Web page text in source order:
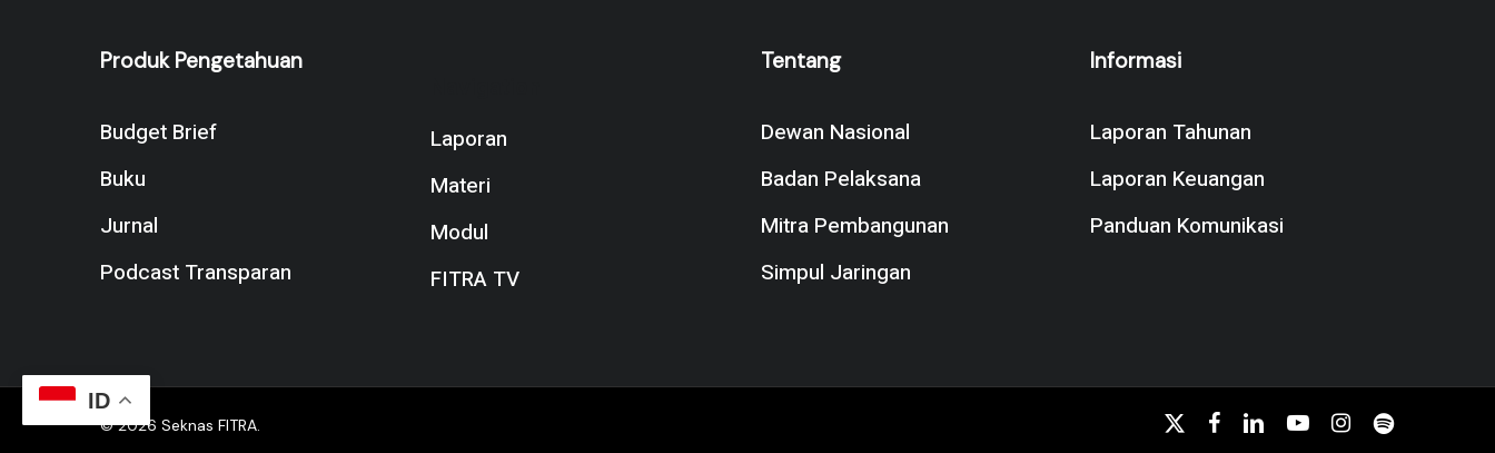
Produk Pengetahuan
Budget Brief
Buku
Jurnal
Podcast Transparan
Laporan
Materi
Modul
FITRA TV
Tentang
Dewan Nasional
Badan Pelaksana
Mitra Pembangunan
Simpul Jaringan
Informasi
Laporan Tahunan
Laporan Keuangan
Panduan Komunikasi
© 2026 Seknas FITRA.
x-
facebooklinkedinyoutubeinstagramspotify
ID